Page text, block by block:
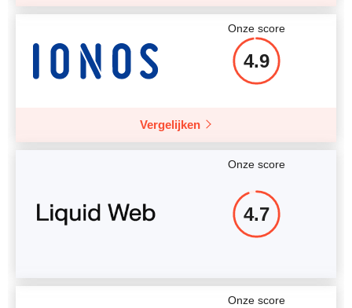
Onze score
4.9
Vergelijken
Onze score
4.7
Onze score